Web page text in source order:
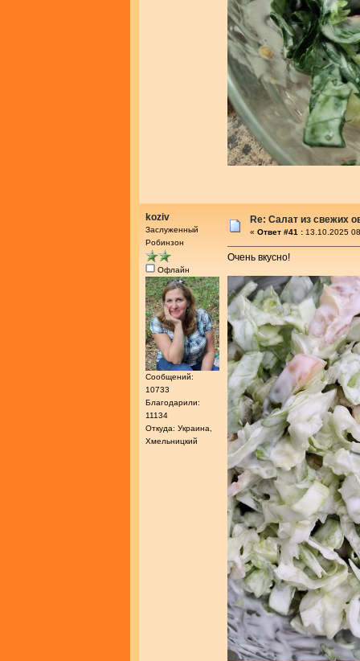
koziv
Заслуженный
Робинзон
Офлайн
Сообщений:
10733
Благодарили:
11134
Откуда: Украина,
Хмельницкий
Re: Салат из свежих
« Ответ #41 : 13.10.2025
Очень вкусно!